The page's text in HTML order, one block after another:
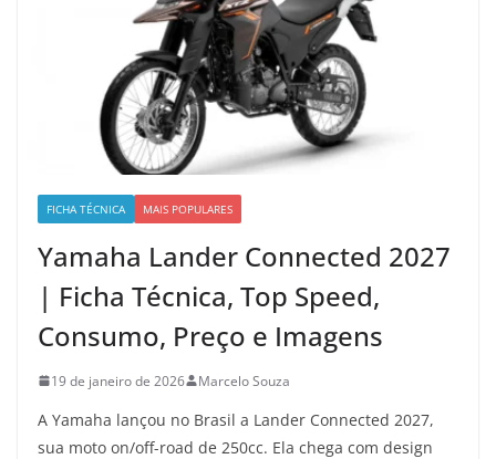
FICHA TÉCNICA MAIS POPULARES
Yamaha Lander Connected 2027
| Ficha Técnica, Top Speed,
Consumo, Preço e Imagens
19 de janeiro de 2026 Marcelo Souza
A Yamaha lançou no Brasil a Lander Connected 2027,
sua moto on/off-road de 250cc. Ela chega com design